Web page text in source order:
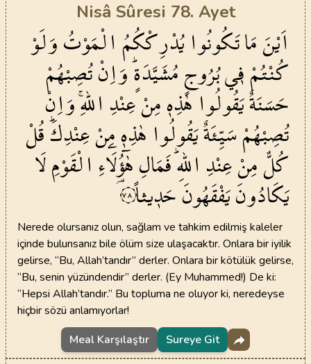
Nisâ Sûresi 78. Ayet
اَيْنَمَاتَكُونُوايُدْرِكْكُمُ الْمَوْتُوَلَوْ
كُنْتُمْف۪يبُرُوجٍمُشَيَّدَةٍۜوَاِنْتُصِبْهُمْ
حَسَنَةٌيَقُولُواهٰذِه۪مِنْعِنْدِ اللّٰهِۚوَاِنْ
تُصِبْهُمْسَيِّئَةٌيَقُولُوا هٰذِه۪مِنْعِنْدِكَۜقُلْ
كُلٌّمِنْعِنْدِ اللّٰهِۜفَمَالِهٰٓؤُ۬لَٓاءِ الْقَوْمِلَا
يَكَادُونَيَفْقَهُونَحَد۪يثاً٧٨
Nerede olursanız olun, sağlam ve tahkim edilmiş kaleler
içinde bulunsanız bile ölüm size ulaşacaktır. Onlara bir iyilik
gelirse, “Bu, Allah’tandır” derler. Onlara bir kötülük gelirse,
“Bu, senin yüzündendir” derler. (Ey Muhammed!) De ki:
“Hepsi Allah’tandır.” Bu topluma ne oluyor ki, neredeyse
hiçbir sözü anlamıyorlar!
Meal Karşılaştır
Sureye Git